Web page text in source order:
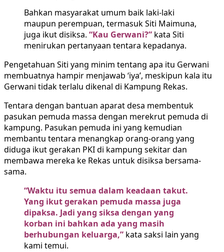
Bahkan masyarakat umum baik laki-laki
maupun perempuan, termasuk Siti Maimuna,
juga ikut disiksa. “Kau Gerwani?” kata Siti
menirukan pertanyaan tentara kepadanya.
Pengetahuan Siti yang minim tentang apa itu Gerwani
membuatnya hampir menjawab ‘iya’, meskipun kala itu
Gerwani tidak terlalu dikenal di Kampung Rekas.
Tentara dengan bantuan aparat desa membentuk
pasukan pemuda massa dengan merekrut pemuda di
kampung. Pasukan pemuda ini yang kemudian
membantu tentara menangkap orang-orang yang
diduga ikut gerakan PKI di kampung sekitar dan
membawa mereka ke Rekas untuk disiksa bersama-
sama.
“Waktu itu semua dalam keadaan takut.
Yang ikut gerakan pemuda massa juga
dipaksa. Jadi yang siksa dengan yang
korban ini bahkan ada yang masih
berhubungan keluarga,” kata saksi lain yang
kami temui.